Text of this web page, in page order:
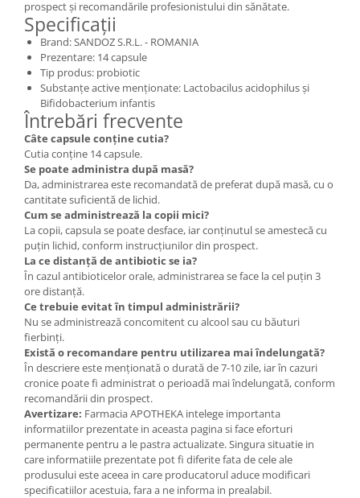
prospect și recomandările profesionistului din sănătate.
Specificații
Brand: SANDOZ S.R.L. - ROMANIA
Prezentare: 14 capsule
Tip produs: probiotic
Substanțe active menționate: Lactobacilus acidophilus și
Bifidobacterium infantis
Întrebări frecvente
Câte capsule conține cutia?
Cutia conține 14 capsule.
Se poate administra după masă?
Da, administrarea este recomandată de preferat după masă, cu o
cantitate suficientă de lichid.
Cum se administrează la copii mici?
La copii, capsula se poate desface, iar conținutul se amestecă cu
puțin lichid, conform instrucțiunilor din prospect.
La ce distanță de antibiotic se ia?
În cazul antibioticelor orale, administrarea se face la cel puțin 3
ore distanță.
Ce trebuie evitat în timpul administrării?
Nu se administrează concomitent cu alcool sau cu băuturi
fierbinți.
Există o recomandare pentru utilizarea mai îndelungată?
În descriere este menționată o durată de 7-10 zile, iar în cazuri
cronice poate fi administrat o perioadă mai îndelungată, conform
recomandării din prospect.
Avertizare: Farmacia APOTHEKA intelege importanta
informatiilor prezentate in aceasta pagina si face eforturi
permanente pentru a le pastra actualizate. Singura situatie in
care informatiile prezentate pot fi diferite fata de cele ale
produsului este aceea in care producatorul aduce modificari
specificatiilor acestuia, fara a ne informa in prealabil.